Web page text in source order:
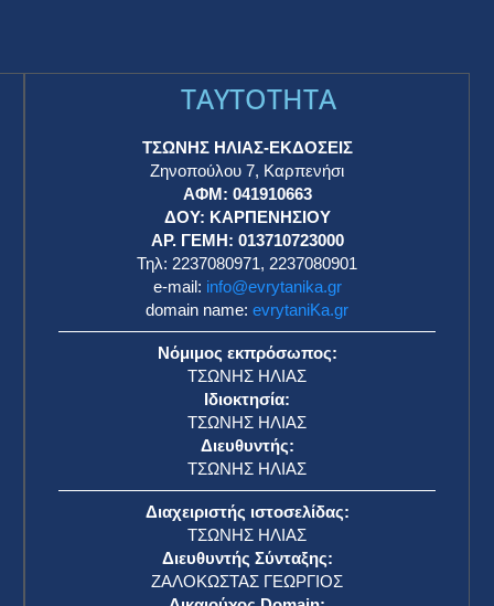
TAYTOTHTA
ΤΣΩΝΗΣ ΗΛΙΑΣ-ΕΚΔΟΣΕΙΣ
Ζηνοπούλου 7, Καρπενήσι
ΑΦΜ: 041910663
ΔΟΥ: ΚΑΡΠΕΝΗΣΙΟΥ
ΑΡ. ΓΕΜΗ: 013710723000
Τηλ: 2237080971, 2237080901
e-mail: info@evrytanika.gr
domain name: evrytaniKa.gr
Νόμιμος εκπρόσωπος:
ΤΣΩΝΗΣ ΗΛΙΑΣ
Ιδιοκτησία:
ΤΣΩΝΗΣ ΗΛΙΑΣ
Διευθυντής:
ΤΣΩΝΗΣ ΗΛΙΑΣ
Διαχειριστής ιστοσελίδας:
ΤΣΩΝΗΣ ΗΛΙΑΣ
Διευθυντής Σύνταξης:
ΖΑΛΟΚΩΣΤΑΣ ΓΕΩΡΓΙΟΣ